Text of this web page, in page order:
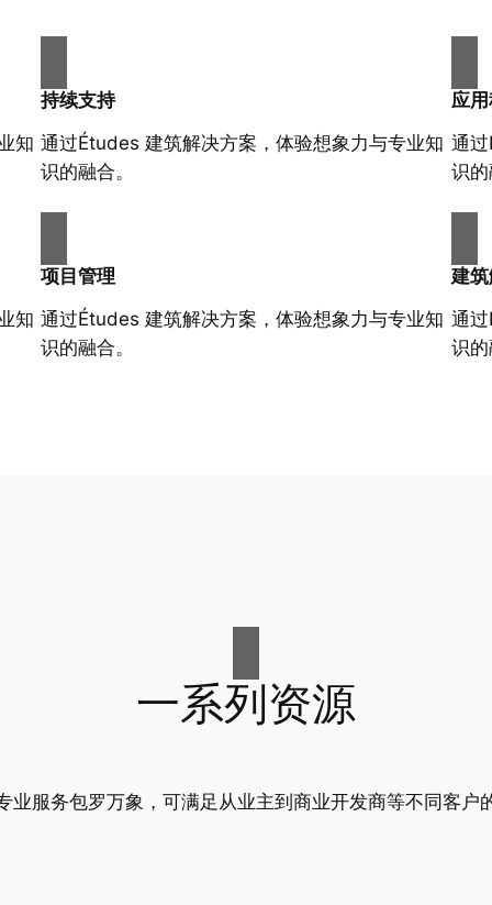
知
持续支持
通过Études 建筑解决方案，体验想象力与专业知
识的融合。
应
通
识
知
项目管理
通过Études 建筑解决方案，体验想象力与专业知
识的融合。
建
通
识
一系列资源
业服务包罗万象，可满足从业主到商业开发商等不同客户